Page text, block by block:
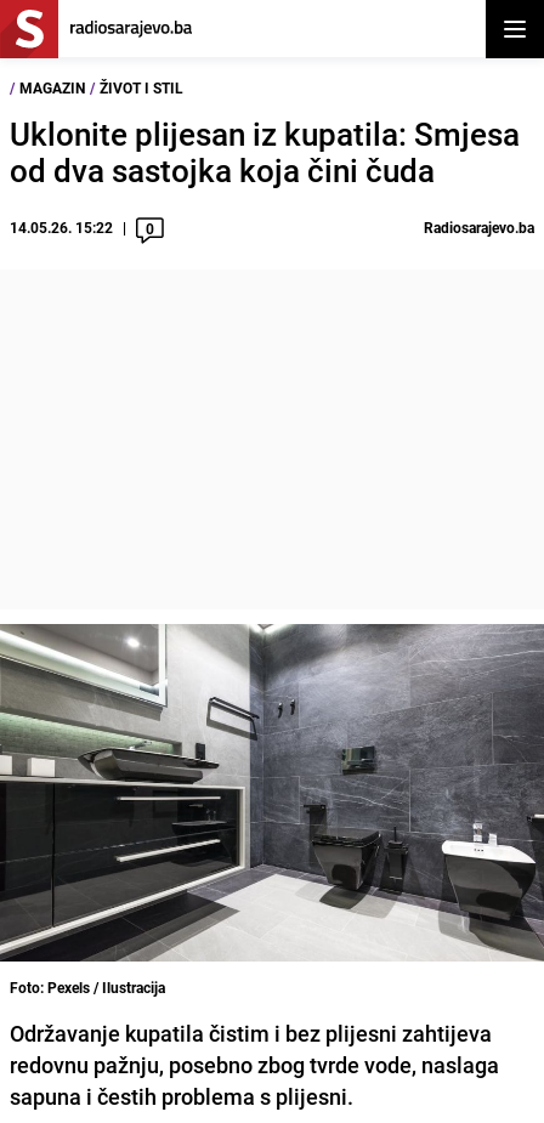
/ MAGAZIN / ŽIVOT I STIL
Uklonite plijesan iz kupatila: Smjesa
od dva sastojka koja čini čuda
14.05.26. 15:22 0 Radiosarajevo.ba
Foto: Pexels / Ilustracija
Održavanje kupatila čistim i bez plijesni zahtijeva
redovnu pažnju, posebno zbog tvrde vode, naslaga
sapuna i čestih problema s plijesni.